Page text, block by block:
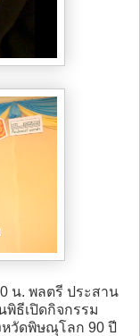
น. พลตรี ประสาน
พิธีเปิดกิจกรรม
วัดพิษณุโลก 90 ปี